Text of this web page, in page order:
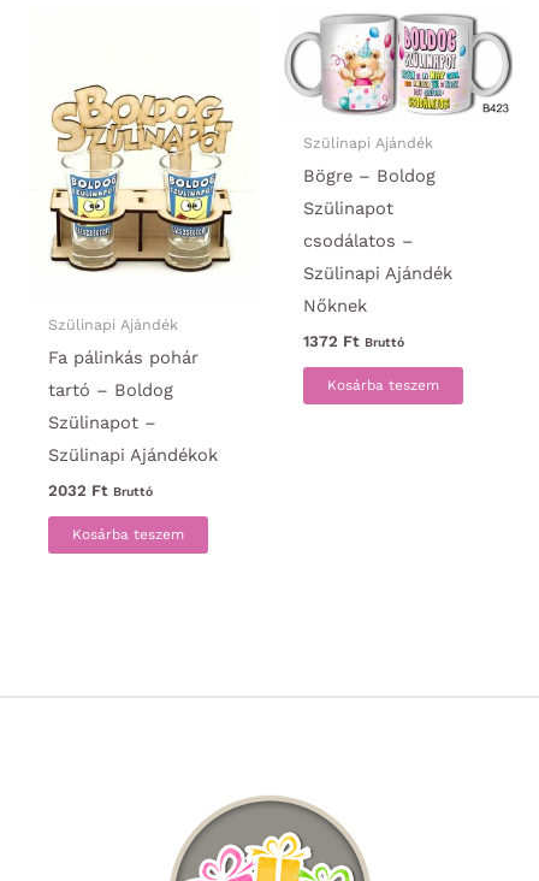
Szülinapi Ajándék
Fa pálinkás pohár
tartó – Boldog
Szülinapot –
Szülinapi Ajándékok
2032 Ft Bruttó
Kosárba teszem
Szülinapi Ajándék
Bögre – Boldog
Szülinapot
csodálatos –
Szülinapi Ajándék
Nőknek
1372 Ft Bruttó
Kosárba teszem